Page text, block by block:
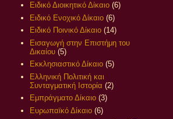
Ειδικό Διοικητικό Δίκαιο (6)
Ειδικό Ενοχικό Δίκαιο (6)
Ειδικό Ποινικό Δίκαιο (14)
Εισαγωγή στην Επιστήμη του
Δικαίου (5)
Εκκλησιαστικό Δίκαιο (5)
Ελληνική Πολιτική και
Συνταγματική Ιστορία (2)
Εμπράγματο Δίκαιο (3)
Ευρωπαϊκό Δίκαιο (6)